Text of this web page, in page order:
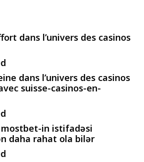
dans l’univers des casinos
dans l’univers des casinos
suisse-casinos-en-
in istifadəsi
daha rahat ola bilər